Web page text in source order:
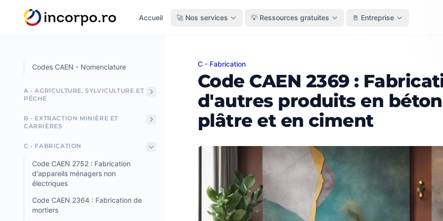
principal
Accueil 🚀 Nos services 💡 Ressources gratuites 🚪 Entreprise
Codes CAEN - Nomenclature
A - AGRICULTURE, SYLVICULTURE ET
PÊCHE
B - EXTRACTION MINIÈRE ET
CARRIÈRES
C - FABRICATION
Code CAEN 2752 : Fabrication
d'appareils ménagers non
électriques
Code CAEN 2364 : Fabrication de
mortiers
Code CAEN 2369 : Fabrication d'autres produits en béton, en
C - Fabrication
Code CAEN 2369 :
d'autres produits en
plâtre et en ciment